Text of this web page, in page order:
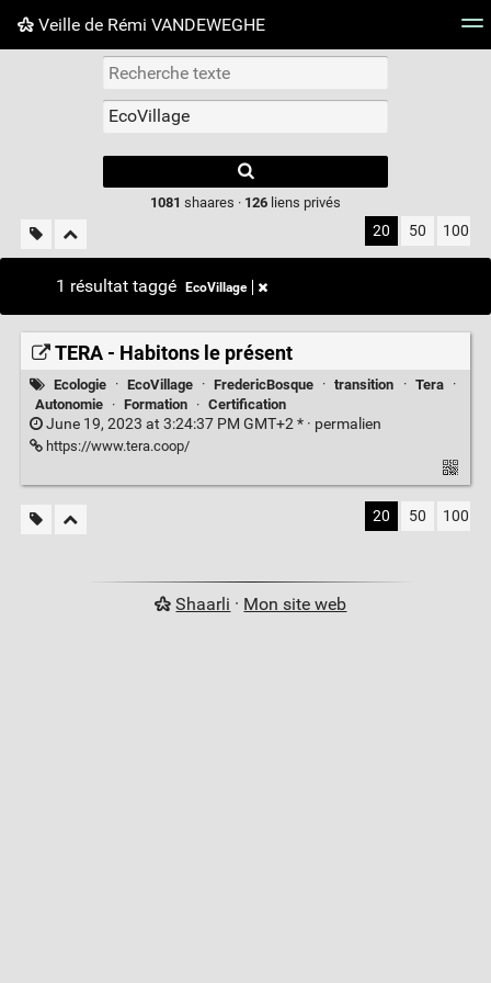
Veille de Rémi VANDEWEGHE
Nuage de tags Mur d'images
results.
1081 shaares · 126liens privés
20 50 100
1 résultat taggé EcoVillage
TERA - Habitons le présent
Ecologie · EcoVillage · FredericBosque · transition · Tera
·
Autonomie
· Formation · Certification
June 19, 2023 at 3:24:37 PM GMT+2 * · permalien
https://www.tera.coop/
20 50 100
Shaarli · Mon site web